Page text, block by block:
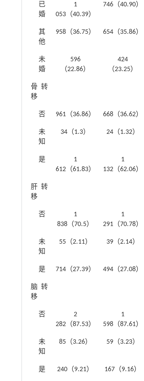
已
婚
1
053（40.39）
746（40.90）
其
他
958（36.75） 654（35.86）
未
婚
596
（22.86）
424
（23.25）
骨转
移
否 961（36.86） 668（36.62）
未
知
34（1.3） 24（1.32）
是
1
612（61.83）
1
132（62.06）
肝转
移
否
1
838（70.5）
1
291（70.78）
未
知
55（2.11） 39（2.14）
是 714（27.39） 494（27.08）
脑转
移
否
2
282（87.53）
1
598（87.61）
未
知
85（3.26） 59（3.23）
是 240（9.21） 167（9.16）